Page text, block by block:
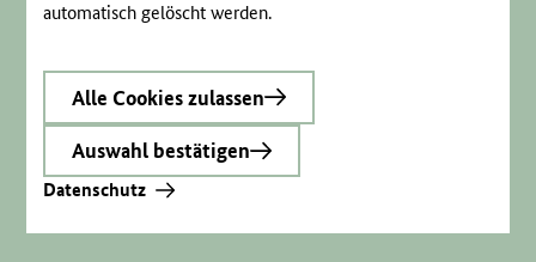
automatisch gelöscht werden.
Alle Cookies zulassen
Auswahl bestätigen
Datenschutz